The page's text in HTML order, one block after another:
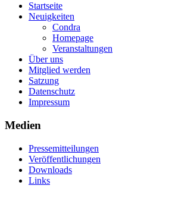
Startseite
Neuigkeiten
Condra
Homepage
Veranstaltungen
Über uns
Mitglied werden
Satzung
Datenschutz
Impressum
Medien
Pressemitteilungen
Veröffentlichungen
Downloads
Links